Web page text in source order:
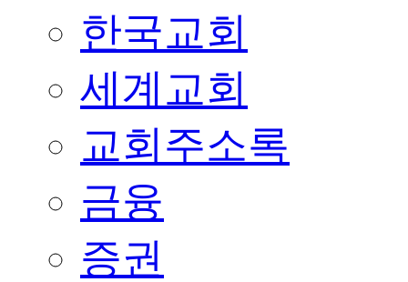
한국교회
세계교회
교회주소록
금융
증권